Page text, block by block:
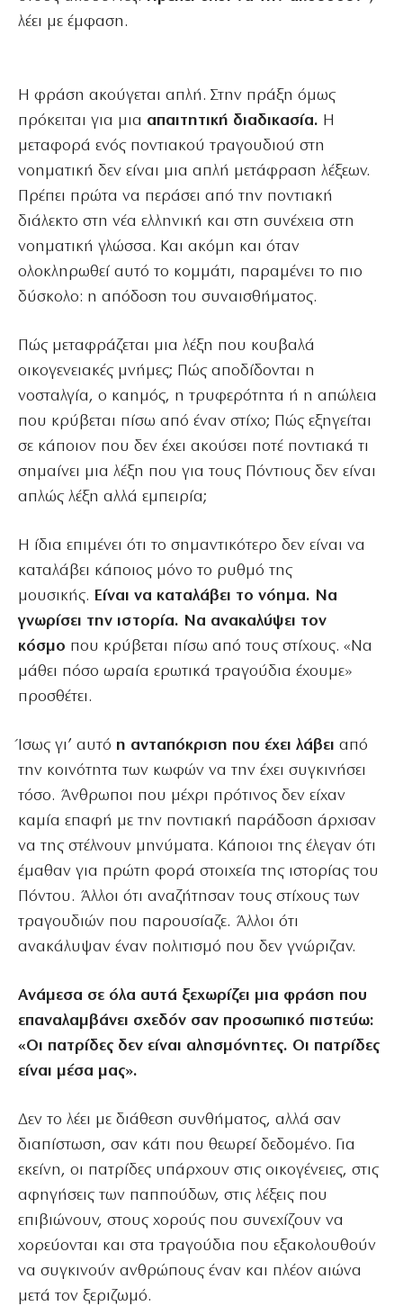
λέει με έμφαση.
Η φράση ακούγεται απλή. Στην πράξη όμως
πρόκειται για μια απαιτητική διαδικασία. Η
μεταφορά ενός ποντιακού τραγουδιού στη
νοηματική δεν είναι μια απλή μετάφραση λέξεων.
Πρέπει πρώτα να περάσει από την ποντιακή
διάλεκτο στη νέα ελληνική και στη συνέχεια στη
νοηματική γλώσσα. Και ακόμη και όταν
ολοκληρωθεί αυτό το κομμάτι, παραμένει το πιο
δύσκολο: η απόδοση του συναισθήματος.
Πώς μεταφράζεται μια λέξη που κουβαλά
οικογενειακές μνήμες; Πώς αποδίδονται η
νοσταλγία, ο καημός, η τρυφερότητα ή η απώλεια
που κρύβεται πίσω από έναν στίχο; Πώς εξηγείται
σε κάποιον που δεν έχει ακούσει ποτέ ποντιακά τι
σημαίνει μια λέξη που για τους Πόντιους δεν είναι
απλώς λέξη αλλά εμπειρία;
Η ίδια επιμένει ότι το σημαντικότερο δεν είναι να
καταλάβει κάποιος μόνο το ρυθμό της
μουσικής. Είναι να καταλάβει το νόημα. Να
γνωρίσει την ιστορία. Να ανακαλύψει τον
κόσμο που κρύβεται πίσω από τους στίχους. «Να
μάθει πόσο ωραία ερωτικά τραγούδια έχουμε»
προσθέτει.
Ίσως γι’ αυτό η ανταπόκριση που έχει λάβει από
την κοινότητα των κωφών να την έχει συγκινήσει
τόσο. Άνθρωποι που μέχρι πρότινος δεν είχαν
καμία επαφή με την ποντιακή παράδοση άρχισαν
να της στέλνουν μηνύματα. Κάποιοι της έλεγαν ότι
έμαθαν για πρώτη φορά στοιχεία της ιστορίας του
Πόντου. Άλλοι ότι αναζήτησαν τους στίχους των
τραγουδιών που παρουσίαζε. Άλλοι ότι
ανακάλυψαν έναν πολιτισμό που δεν γνώριζαν.
Ανάμεσα σε όλα αυτά ξεχωρίζει μια φράση που
επαναλαμβάνει σχεδόν σαν προσωπικό πιστεύω:
«Οι πατρίδες δεν είναι αλησμόνητες. Οι πατρίδες
είναι μέσα μας».
Δεν το λέει με διάθεση συνθήματος, αλλά σαν
διαπίστωση, σαν κάτι που θεωρεί δεδομένο. Για
εκείνη, οι πατρίδες υπάρχουν στις οικογένειες, στις
αφηγήσεις των παππούδων, στις λέξεις που
επιβιώνουν, στους χορούς που συνεχίζουν να
χορεύονται και στα τραγούδια που εξακολουθούν
να συγκινούν ανθρώπους έναν και πλέον αιώνα
μετά τον ξεριζωμό.